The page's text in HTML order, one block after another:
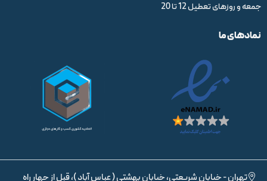
جمعه و روزهای تعطیل 12 تا 20
نمادهای ما
تهران - خیابان شریعتی، خیابان بهشتی ( عباس آباد )، قبل از چهار راه